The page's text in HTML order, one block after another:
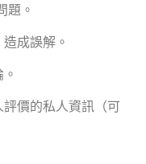
題。
成誤解。
價的私人資訊（可